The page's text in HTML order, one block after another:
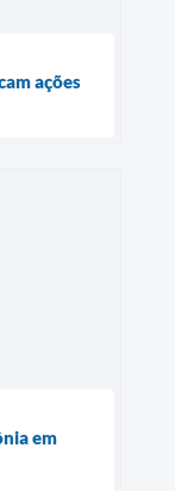
ações
em